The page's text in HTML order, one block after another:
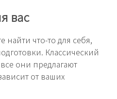
вас
что-то для себя,
Классический
они предлагают
от ваших